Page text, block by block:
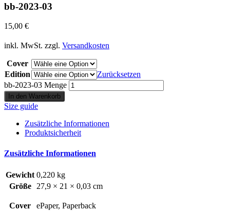
bb-2023-03
15,00 €
inkl. MwSt. zzgl. Versandkosten
Cover
Edition
Zurücksetzen
bb-2023-03 Menge
In den Warenkorb
Size guide
Zusätzliche Informationen
Produktsicherheit
Zusätzliche Informationen
Gewicht 0,220 kg
Größe
27,9 × 21 × 0,03 cm
Cover ePaper, Paperback